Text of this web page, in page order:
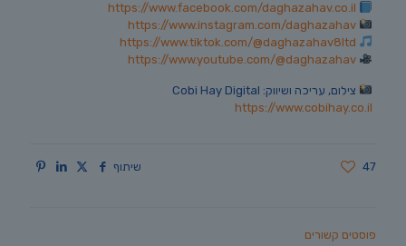
https://www.facebook.com/daghazahav.co.il
https://www.instagram.com/daghazahav
https://www.tiktok.com/@daghazahav8ltd
https://www.youtube.com/@daghazahav
צילום, עריכה ושיווק: Cobi Hay Digital
https://www.cobihay.co.il
שיתוף 47
פוסטים קשורים